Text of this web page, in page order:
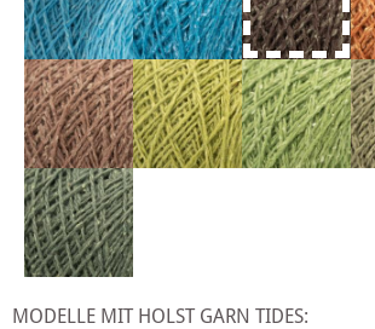
MODELLE MIT HOLST GARN TIDES: